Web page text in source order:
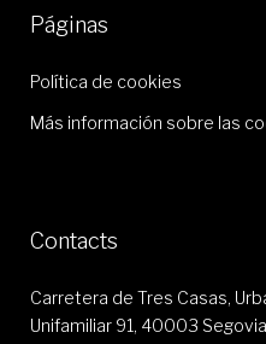
Páginas
Política de cookies
Más información sobre las
Contacts
Carretera de Tres Casas,
Unifamiliar 91, 40003 Segovia